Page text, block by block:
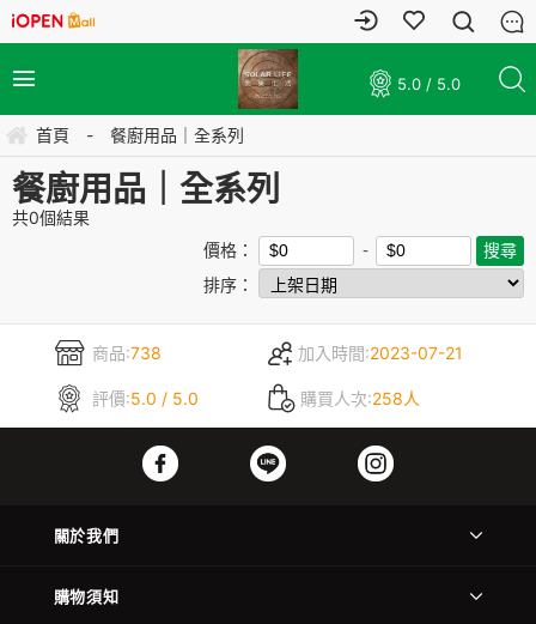
5.0 / 5.0
首頁 - 餐廚用品｜全系列
餐廚用品｜全系列
共0個結果
價格：
排序：
商品:738 加入時間:2023-07-21
評價:5.0 / 5.0 購買人次:258人
關於我們
購物須知